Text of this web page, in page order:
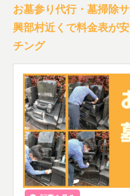
お墓参り代行・墓掃除
興部村近くで料金表が
チング